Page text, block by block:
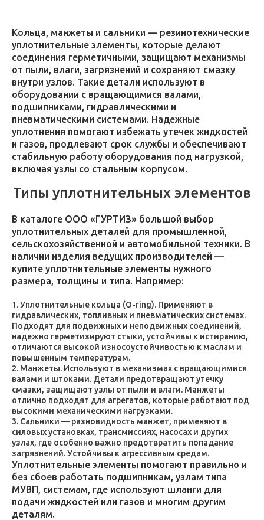
Кольца, манжеты и сальники — резинотехнические
уплотнительные элементы, которые делают
соединения герметичными, защищают механизмы
от пыли, влаги, загрязнений и сохраняют смазку
внутри узлов. Такие детали используют в
оборудовании с вращающимися валами,
подшипниками, гидравлическими и
пневматическими системами. Надежные
уплотнения помогают избежать утечек жидкостей
и газов, продлевают срок службы и обеспечивают
стабильную работу оборудования под нагрузкой,
включая узлы со стальным корпусом.
Типы уплотнительных элементов
В каталоге ООО «ГУРТИЗ» большой выбор
уплотнительных деталей для промышленной,
сельскохозяйственной и автомобильной техники. В
наличии изделия ведущих производителей —
купите уплотнительные элементы нужного
размера, толщины и типа. Например:
Уплотнительные кольца (O-ring). Применяют в
гидравлических, топливных и пневматических системах.
Подходят для подвижных и неподвижных соединений,
надежно герметизируют стыки, устойчивы к истиранию,
отличаются высокой износоустойчивостью к маслам и
повышенным температурам.
Манжеты. Используют в механизмах с вращающимися
валами и штоками. Детали предотвращают утечку
смазки, защищают узлы от пыли и влаги. Манжеты
отлично подходят для агрегатов, которые работают под
высокими механическими нагрузками.
Сальники — разновидность манжет, применяют в
силовых установках, трансмиссиях, насосах и других
узлах, где особенно важно предотвратить попадание
загрязнений. Устойчивы к агрессивным средам.
Уплотнительные элементы помогают правильно и
без сбоев работать подшипникам, узлам типа
МУВП, системам, где используют шланги для
подачи жидкостей или газов и многим другим
деталям.